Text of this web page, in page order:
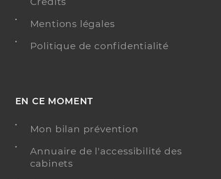
Mentions légales
Politique de confidentialité
EN CE MOMENT
Mon bilan prévention
Annuaire de l'accessibilité des
cabinets